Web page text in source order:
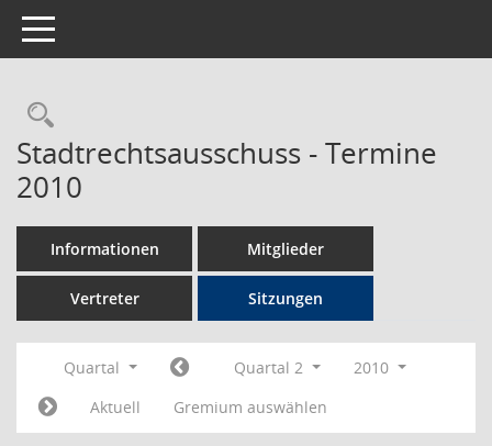
Toggle navigation
Rechercheauswahl
Stadtrechtsausschuss - Termine
2010
Informationen Mitglieder
Vertreter Sitzungen
Quartal Quartal 2
2010
Aktuell
Gremium auswählen